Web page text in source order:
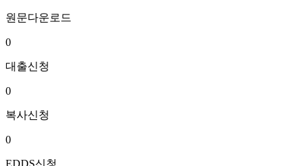
원문다운로드
0
대출신청
0
복사신청
0
EDDS신청